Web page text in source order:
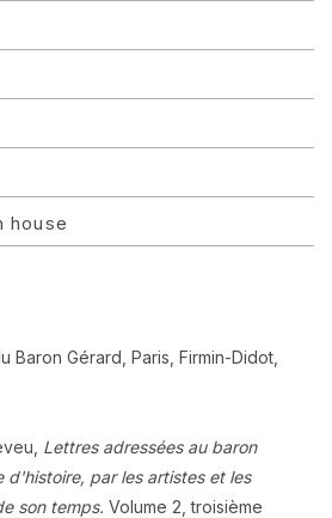
house
Baron Gérard, Paris, Firmin-Didot,
Lettres adressées au baron
d'histoire, par les artistes et les
son temps. Volume 2, troisième